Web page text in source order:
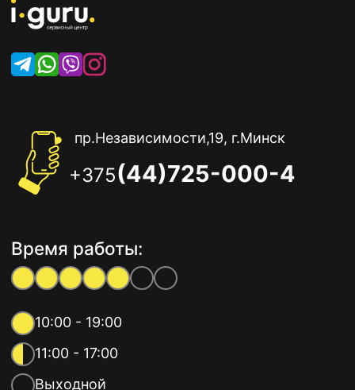
пр.Независимости,19, г.Минск
+375(44)725-000-4
Время работы:
10:00 - 19:00
11:00 - 17:00
Выходной